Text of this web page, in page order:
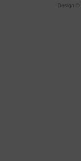
Design ©